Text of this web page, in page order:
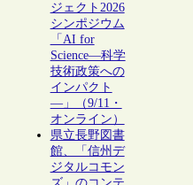
ジェクト2026
シンポジウム
「AI for
Science―科学
技術政策への
インパクト
―」（9/11・
オンライン）
県立長野図書
館、「信州デ
ジタルコモン